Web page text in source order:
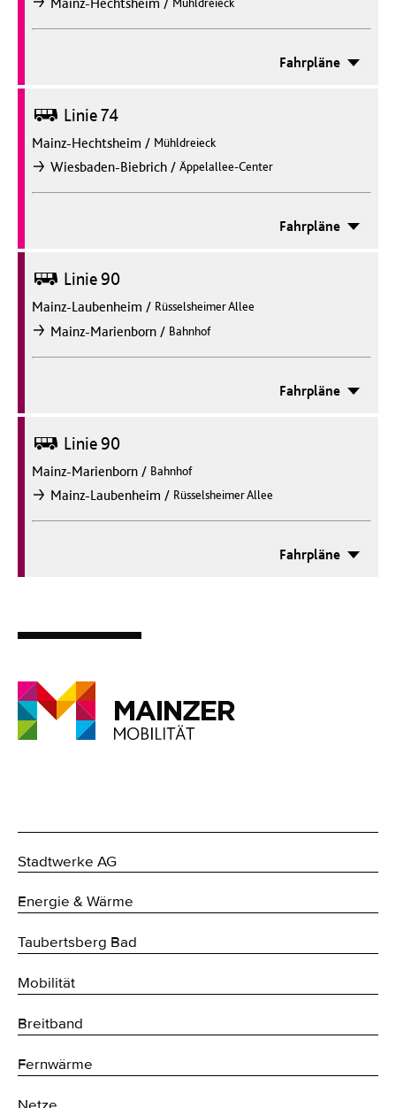
nach
Fahrpläne
Bus Linie 74
Mainz-Hechtsheim / Mühldreieck
nachWiesbaden-Biebrich / Äppelallee-Center
Fahrpläne
Bus Linie 90
Mainz-Laubenheim / Rüsselsheimer Allee
nachMainz-Marienborn / Bahnhof
Fahrpläne
Bus Linie 90
Mainz-Marienborn / Bahnhof
nachMainz-Laubenheim / Rüsselsheimer Allee
Fahrpläne
Stadtwerke AG
Energie & Wärme
Taubertsberg Bad
Mobilität
Breitband
Fernwärme